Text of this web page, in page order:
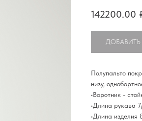
142200.00
Полупальто
низу,
•Воротник -
•Длина рукава
•Длина изделия